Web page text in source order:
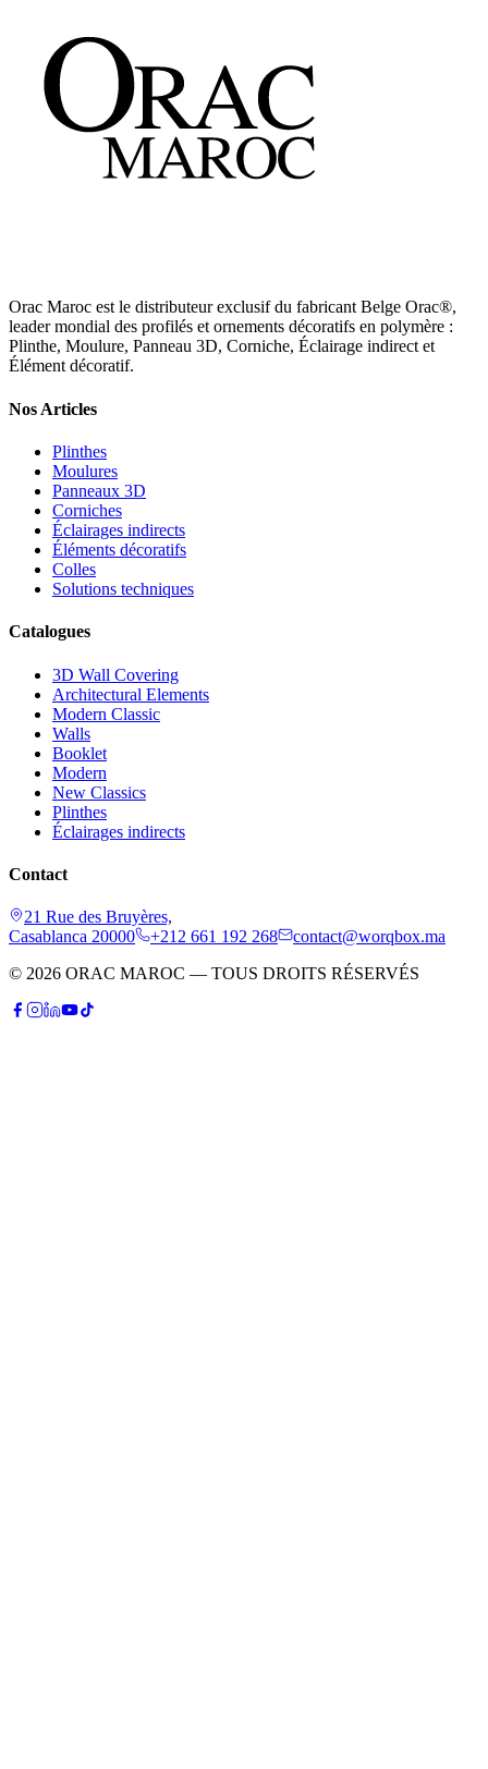
Orac Maroc est le distributeur exclusif du fabricant Belge Orac®,
leader mondial des profilés et ornements décoratifs en polymère :
Plinthe, Moulure, Panneau 3D, Corniche, Éclairage indirect et
Élément décoratif.
Nos Articles
Plinthes
Moulures
Panneaux 3D
Corniches
Éclairages indirects
Éléments décoratifs
Colles
Solutions techniques
Catalogues
3D Wall Covering
Architectural Elements
Modern Classic
Walls
Booklet
Modern
New Classics
Plinthes
Éclairages indirects
Contact
21 Rue des Bruyères,
Casablanca 20000
+212 661 192 268
contact@worqbox.ma
© 2026 ORAC MAROC — TOUS DROITS RÉSERVÉS